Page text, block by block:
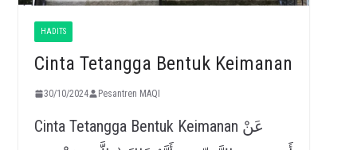
HADITS
Cinta Tetangga Bentuk Keimanan
30/10/2024 Pesantren MAQI
Cinta Tetangga Bentuk Keimanan عَنْ